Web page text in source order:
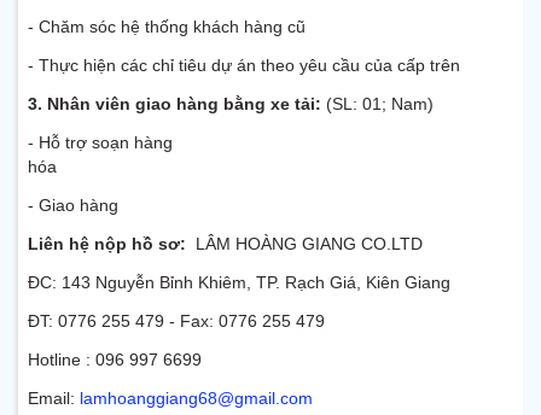
- Chăm sóc hệ thống khách hàng cũ
- Thực hiện các chỉ tiêu dự án theo yêu cầu của cấp trên
3. Nhân viên giao hàng bằng xe tải: (SL: 01; Nam)
- Hỗ trợ soạn hàng
hóa
- Giao hàng
Liên hệ nộp hồ sơ: LÂM HOÀNG GIANG CO.LTD
ĐC: 143 Nguyễn Bỉnh Khiêm, TP. Rạch Giá, Kiên Giang
ĐT: 0776 255 479 - Fax: 0776 255 479
Hotline : 096 997 6699
Email: lamhoanggiang68@gmail.com